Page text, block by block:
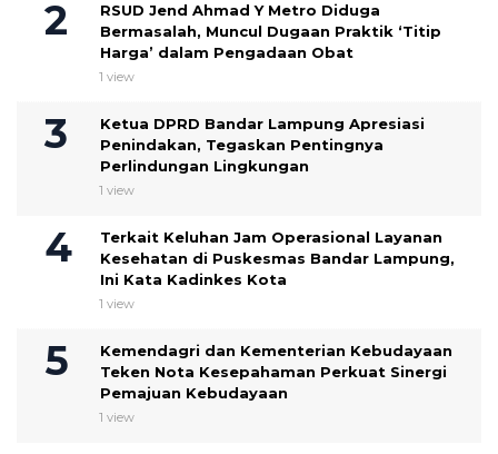
RSUD Jend Ahmad Y Metro Diduga
Bermasalah, Muncul Dugaan Praktik ‘Titip
Harga’ dalam Pengadaan Obat
1 view
Ketua DPRD Bandar Lampung Apresiasi
Penindakan, Tegaskan Pentingnya
Perlindungan Lingkungan
1 view
Terkait Keluhan Jam Operasional Layanan
Kesehatan di Puskesmas Bandar Lampung,
Ini Kata Kadinkes Kota
1 view
Kemendagri dan Kementerian Kebudayaan
Teken Nota Kesepahaman Perkuat Sinergi
Pemajuan Kebudayaan
1 view